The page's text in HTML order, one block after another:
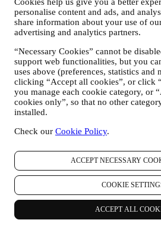
personalise content and ads, and
share information about your use of
advertising and analytics partners.
“Necessary Cookies” cannot be
support web functionalities, but you
uses above (preferences, statistics
clicking “Accept all cookies”, or click
you manage each cookie category, or
cookies only”, so that no other
installed.
Check our Cookie Policy.
ACCEPT NECESSARY
COOKIE
ACCEPT ALL
OM U TE INFORMEREN
AANBIEDINGEN VAN LE
Als u ermee hebt ingestemd dat
account aanmaakt op de Website),
gepersonaliseerde
over initiatieven met betrekking tot
gepromoot door de
lokale filialen en partners, die ook
voorkeuren. Wij zullen contact met
Dergelijke communicatie zal
evenementen, wedstrijden,
worden georganiseerd door Le
aanbiedingen die u misschien leuk
kan voor u worden geselecteerd of
op basis van de gegevens die we
locatie of uw